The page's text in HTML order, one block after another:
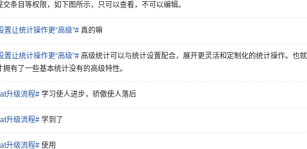
条目等权限，如下图所示，只可以查看，不可以编辑。
置让统计操作更“高级”# 真的嘛
置让统计操作更“高级”# 高级统计可以与统计设置配合，展开更灵活和定制化的统计操作。也
有了一些基本统计没有的高级特性。
升级流程# 学习使人进步，骄傲使人落后
升级流程# 学到了
升级流程# 使用